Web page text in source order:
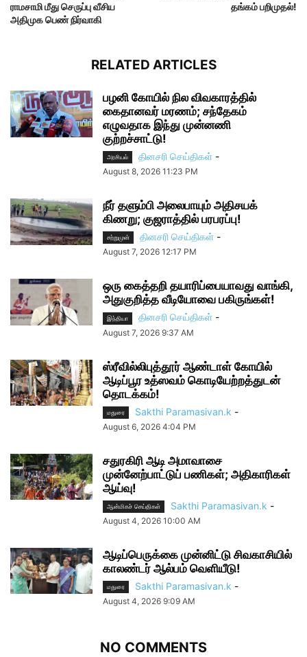
ராமசாமி மீது செருப்பு வீசிய
அதிமுக பெண் நிர்வாகி
தங்கம் பறிமுதல்!
RELATED ARTICLES
பழனி கோயில் நில விவகாரத்தில்
கைதானவர் மரணம்; சந்தேகம்
எழுவதாக இந்து முன்னணி
குற்றச்சாட்டு!
அரசியல் தினசரி செய்திகள் -
August 8, 2026 11:23 PM
நீர் தளும்பி அலைபாயும் அதிசயக்
கிணறு; குஜராத்தில் பரபரப்பு!
சற்றுமுன் தினசரி செய்திகள் -
August 7, 2026 12:17 PM
ஒரு கைத்தறி தயாரிப்பையாவது வாங்கி,
அதுகுறித்த வீடியோவை பகிருங்கள்!
இந்தியா தினசரி செய்திகள் -
August 7, 2026 9:37 AM
ஸ்ரீவில்லிபுத்தூர் ஆண்டாள் கோயில்
ஆடிப்பூர உத்ஸவம் கொடியேற்றத்துடன்
தொடக்கம்!
மதுரை Sakthi Paramasivan.k -
August 6, 2026 4:04 PM
சதுரகிரி ஆடி அமாவாசை
முன்னேற்பாட்டுப் பணிகள்; அதிகாரிகள்
ஆய்வு!
ஆன்மிகச் செய்திகள் Sakthi Paramasivan.k -
August 4, 2026 10:00 AM
ஆடிப்பெருக்கை முன்னிட்டு சிவகாசியில்
காலண்டர் ஆல்பம் வெளியீடு!
மதுரை Sakthi Paramasivan.k -
August 4, 2026 9:09 AM
NO COMMENTS